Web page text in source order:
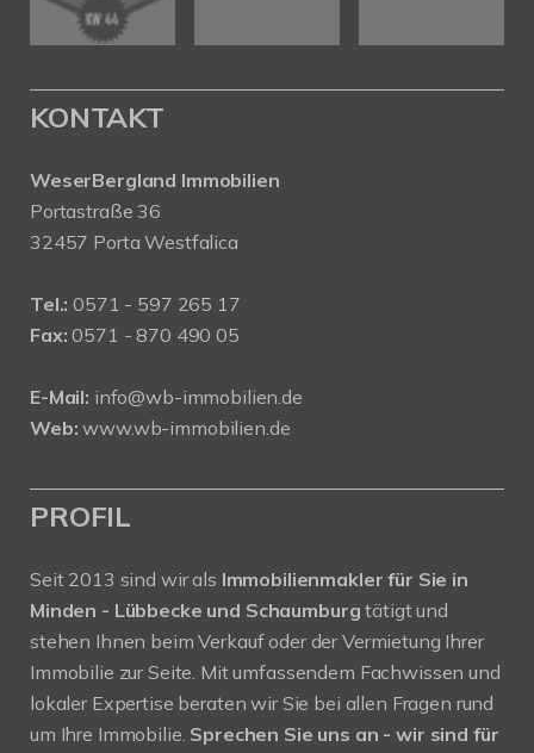
KONTAKT
WeserBergland Immobilien
Portastraße 36
32457 Porta Westfalica
Tel.: 0571 - 597 265 17
Fax: 0571 - 870 490 05
E-Mail: info@wb-immobilien.de
Web: www.wb-immobilien.de
PROFIL
Seit 2013 sind wir als Immobilienmakler für Sie in
Minden - Lübbecke und Schaumburgtätigt und
stehen Ihnen beim Verkauf oder der Vermietung Ihrer
Immobilie zur Seite. Mit umfassendem Fachwissen und
lokaler Expertise beraten wir Sie bei allen Fragen rund
um Ihre Immobilie. Sprechen Sie uns an - wir sind für